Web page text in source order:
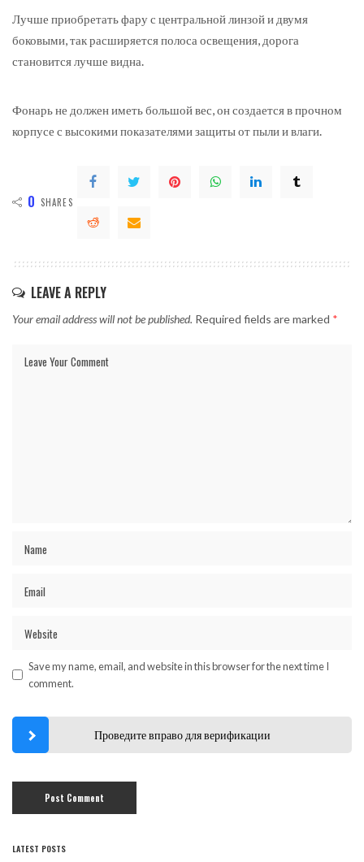
Лучше приобретать фару с центральной линзой и двумя
боковыми, так расширяется полоса освещения, дорога
становится лучше видна.
Фонарь не должен иметь большой вес, он создается в прочном
корпусе с высокими показателями защиты от пыли и влаги.
0 SHARES
LEAVE A REPLY
Your email address will not be published. Required fields are marked *
Save my name, email, and website in this browser for the next time I
comment.
Проведите вправо для верификации
LATEST POSTS